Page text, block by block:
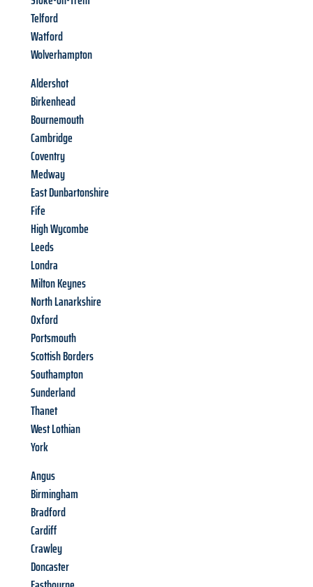
Telford
Watford
Wolverhampton
Aldershot
Birkenhead
Bournemouth
Cambridge
Coventry
Medway
East Dunbartonshire
Fife
High Wycombe
Leeds
Londra
Milton Keynes
North Lanarkshire
Oxford
Portsmouth
Scottish Borders
Southampton
Sunderland
Thanet
West Lothian
York
Angus
Birmingham
Bradford
Cardiff
Crawley
Doncaster